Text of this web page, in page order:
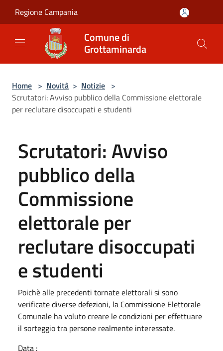
Regione Campania
Comune di
Grottaminarda
Home > Novità > Notizie >
Scrutatori: Avviso pubblico della Commissione elettorale
per reclutare disoccupati e studenti
Scrutatori: Avviso
pubblico della
Commissione
elettorale per
reclutare disoccupati
e studenti
Poichè alle precedenti tornate elettorali si sono
verificate diverse defezioni, la Commissione Elettorale
Comunale ha voluto creare le condizioni per effettuare
il sorteggio tra persone realmente interessate.
Data :